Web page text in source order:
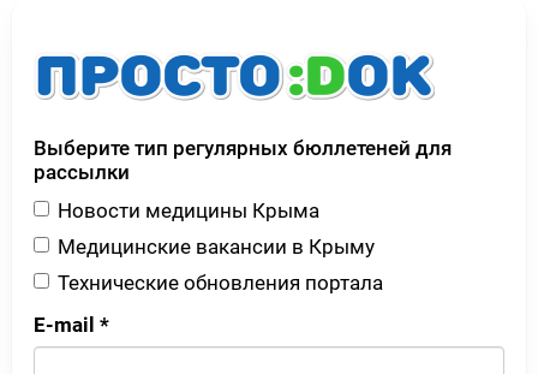
Выберите тип регулярных бюллетеней для
рассылки
Новости медицины Крыма
Медицинские вакансии в Крыму
Технические обновления портала
E-mail *